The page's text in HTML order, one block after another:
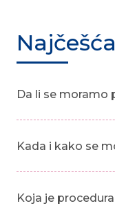
Da li se
Kada i kako se
Koja je